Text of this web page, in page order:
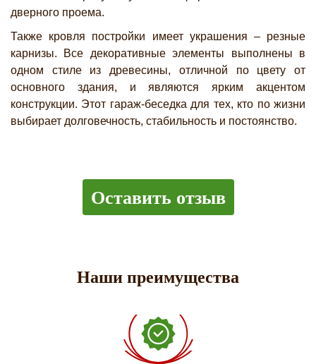
дверного проема.
Также кровля постройки имеет украшения – резные
карнизы. Все декоративные элементы выполнены в
одном стиле из древесины, отличной по цвету от
основного здания, и являются ярким акцентом
конструкции. Этот гараж-беседка для тех, кто по жизни
выбирает долговечность, стабильность и постоянство.
Оставить отзыв
Наши преимущества